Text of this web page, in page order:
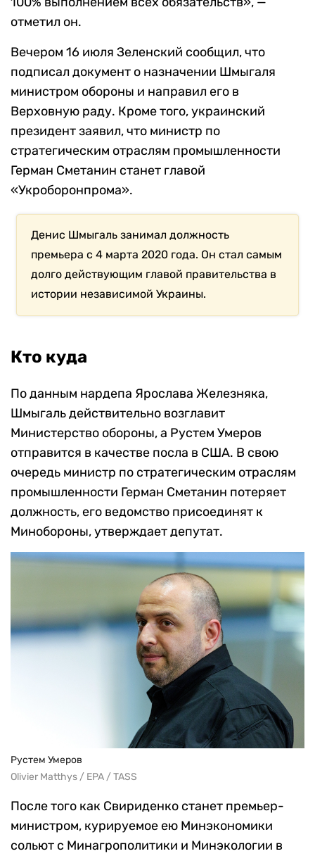
отметил он.
Вечером 16 июля Зеленский сообщил, что
подписал документ о назначении Шмыгаля
министром обороны и направил его в
Верховную раду. Кроме того, украинский
президент заявил, что министр по
стратегическим отраслям промышленности
Герман Сметанин станет главой
«Укроборонпрома».
Денис Шмыгаль занимал должность
премьера с 4 марта 2020 года. Он стал самым
долго действующим главой правительства в
истории независимой Украины.
Кто куда
По данным нардепа Ярослава Железняка,
Шмыгаль действительно возглавит
Министерство обороны, а Рустем Умеров
отправится в качестве посла в США. В свою
очередь министр по стратегическим отраслям
промышленности Герман Сметанин потеряет
должность, его ведомство присоединят к
Минобороны, утверждает депутат.
Рустем Умеров
Olivier Matthys / EPA / TASS
После того как Свириденко станет премьер-
министром, курируемое ею Минэкономики
сольют с Минагрополитики и Минэкологии в